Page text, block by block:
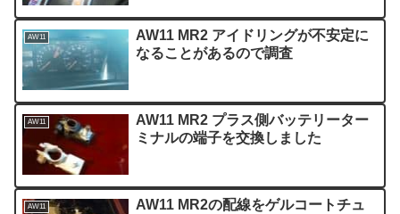
AW11
AW11 MR2 アイドリングが不安定に
なることがあるので調査
AW11
AW11 MR2 プラス側バッテリーター
ミナルの端子を交換しました
AW11
AW11 MR2の配線をゲルコートチュ